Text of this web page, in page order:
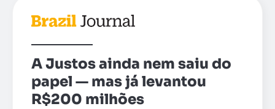
A Justos ainda nem saiu do
papel — mas já levantou
R$200 milhões